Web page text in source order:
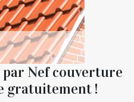
Nef couverture
gratuitement !